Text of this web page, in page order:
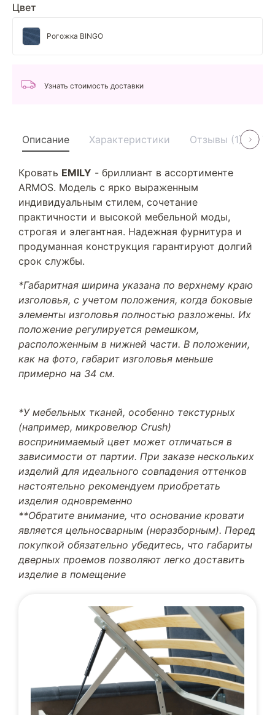
Цвет
Рогожка BINGO
Узнать стоимость доставки
Описание Характеристики Отзывы (1)
Кровать EMILY - бриллиант в ассортименте
ARMOS. Модель с ярко выраженным
индивидуальным стилем, сочетание
практичности и высокой мебельной моды,
строгая и элегантная. Надежная фурнитура и
продуманная конструкция гарантируют долгий
срок службы.
*Габаритная ширина указана по верхнему краю
изголовья, с учетом положения, когда боковые
элементы изголовья полностью разложены. Их
положение регулируется ремешком,
расположенным в нижней части. В положении,
как на фото, габарит изголовья меньше
примерно на 34 см.
*У мебельных тканей, особенно текстурных
(например, микровелюр Crush)
воспринимаемый цвет может отличаться в
зависимости от партии. При заказе нескольких
изделий для идеального совпадения оттенков
настоятельно рекомендуем приобретать
изделия одновременно
**Обратите внимание, что основание кровати
является цельносварным (неразборным). Перед
покупкой обязательно убедитесь, что габариты
дверных проемов позволяют легко доставить
изделие в помещение